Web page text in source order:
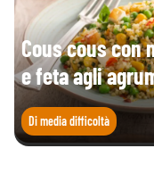
Cous cous con
e feta agli
Di media difficoltà